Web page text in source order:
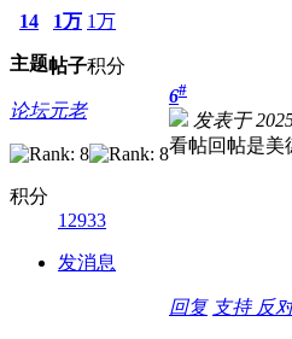
14
主题
1万
帖子
1万
积分
论坛元老
积分
12933
发消息
6#
发表于
看帖回帖是美
回复 支持 反